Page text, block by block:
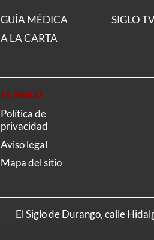
GUÍA MÉDICA
A LA CARTA
SIGLO
EL SIGLO
Política de
privacidad
Aviso legal
Mapa del sitio
El Siglo de Durango, calle